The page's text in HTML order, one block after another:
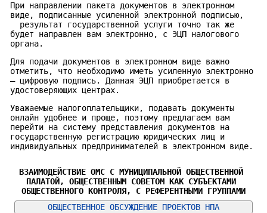
При направлении пакета документов в электронном
виде, подписанные усиленной электронной подписью,
результат государственной услуги точно так же
будет направлен вам электронно, с ЭЦП налогового
органа.
Для подачи документов в электронном виде важно
отметить, что необходимо иметь усиленную электронно
– цифровую подпись. Данная ЭЦП приобретается в
удостоверяющих центрах.
Уважаемые налогоплательщики, подавать документы
онлайн удобнее и проще, поэтому предлагаем вам
перейти на систему представления документов на
государственную регистрацию юридических лиц и
индивидуальных предпринимателей в электронном виде.
ВЗАИМОДЕЙСТВИЕ ОМС С МУНИЦИПАЛЬНОЙ ОБЩЕСТВЕННОЙ
ПАЛАТОЙ, ОБЩЕСТВЕННЫМ СОВЕТОМ КАК СУБЪЕКТАМИ
ОБЩЕСТВЕННОГО КОНТРОЛЯ, С РЕФЕРЕНТНЫМИ ГРУППАМИ
ОБЩЕСТВЕННОЕ ОБСУЖДЕНИЕ ПРОЕКТОВ НПА